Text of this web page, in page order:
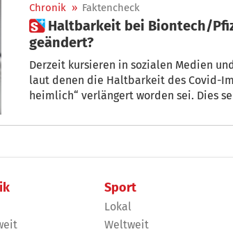
Chronik » Faktencheck
 Haltbarkeit bei Biontech/Pfizer-Impfstoff Comirnaty heimlich
geändert?
Derzeit kursieren in sozialen Medien und
laut denen die Haltbarkeit des Covid-
heimlich“ verlängert worden sei. Dies
Vergleiche zu Lebensmittel-Skandalen
Sport
Lokal
Weltweit